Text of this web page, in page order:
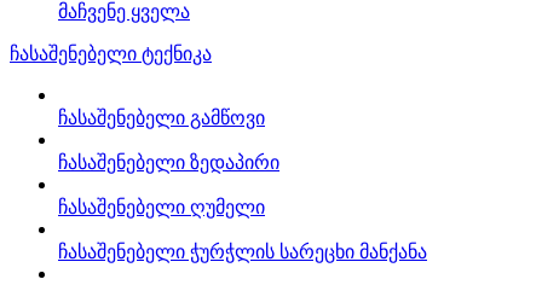
მაჩვენე ყველა
ჩასაშენებელი ტექნიკა
ჩასაშენებელი გამწოვი
ჩასაშენებელი ზედაპირი
ჩასაშენებელი ღუმელი
ჩასაშენებელი ჭურჭლის სარეცხი მანქანა